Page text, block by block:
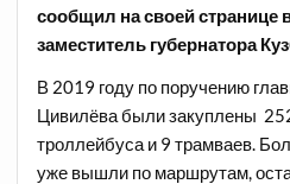
сообщил на своей странице
заместитель губернатора
В 2019 году по поручению
Цивилёва были закуплены
троллейбуса и 9 трамваев.
уже вышли по маршрутам,